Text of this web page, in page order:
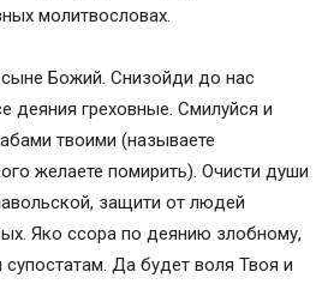
молитвословах.
Божий. Снизойди до нас
деяния греховные. Смилуйся и
твоими (называете
желаете помирить). Очисти души
защити от людей
Яко ссора по деянию злобному,
Да будет воля Твоя и